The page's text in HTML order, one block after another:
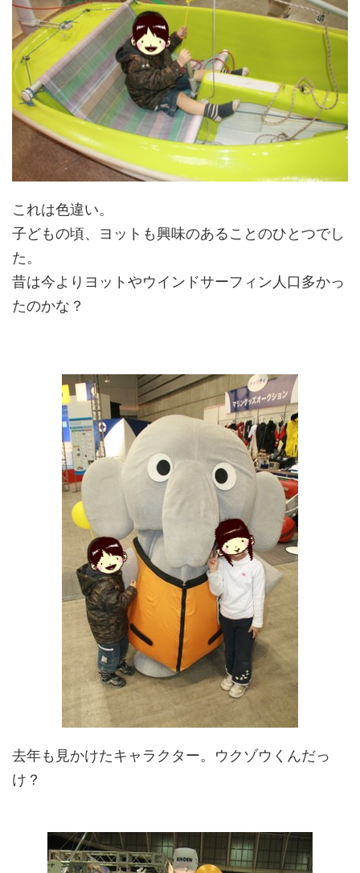
これは色違い。
子どもの頃、ヨットも興味のあることのひとつでし
た。
昔は今よりヨットやウインドサーフィン人口多かっ
たのかな？
去年も見かけたキャラクター。ウクゾウくんだっ
け？